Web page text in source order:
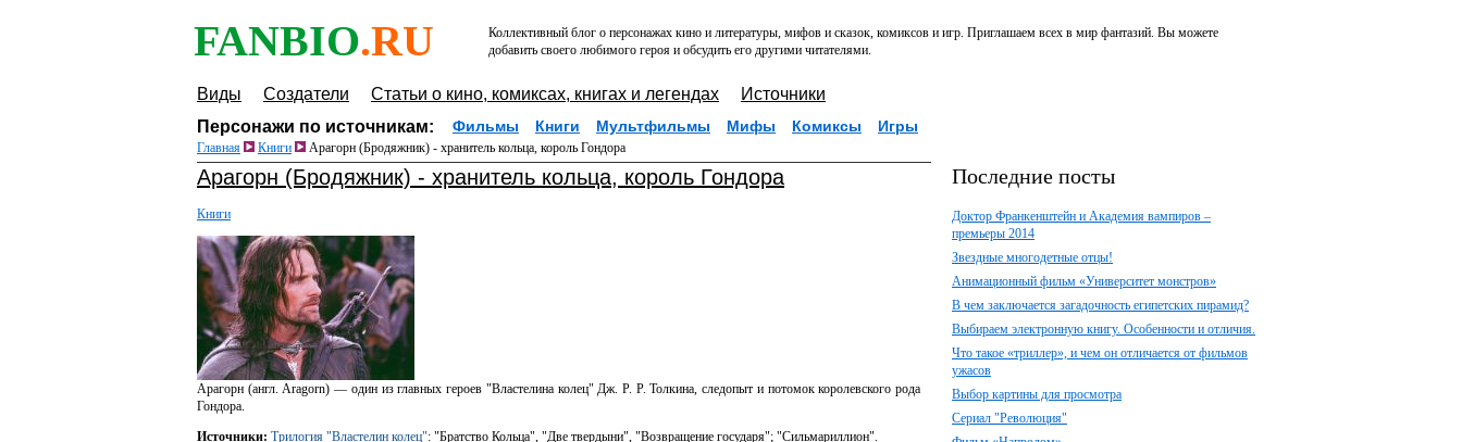
FANBIO.RU
Коллективный блог о персонажах кино и литературы, мифов и сказок, комиксов и игр. Приглашаем всех в мир фантазий. Вы можете
добавить своего любимого героя и обсудить его другими читателями.
Виды Создатели Статьи о кино, комиксах, книгах и легендах
Источники
Персонажи по источникам:
Фильмы Книги Мультфильмы Мифы Комиксы Игры
Главная Книги Арагорн (Бродяжник) - хранитель кольца, король Гондора
Арагорн (Бродяжник) - хранитель кольца, король Гондора
Книги
Арагорн (англ. Aragorn) — один из главных героев "Властелина колец" Дж. Р. Р. Толкина, следопыт и потомок королевского рода
Гондора.
Источники: Трилогия "Властелин колец": "Братство Кольца", "Две твердыни", "Возвращение государя"; "Сильмариллион".
Последние посты
Доктор Франкенштейн и Академия вампиров –
премьеры 2014
Звездные многодетные отцы!
Анимационный фильм «Университет монстров»
В чем заключается загадочность египетских пирамид?
Выбираем электронную книгу. Особенности и отличия.
Что такое «триллер», и чем он отличается от фильмов
ужасов
Выбор картины для просмотра
Сериал "Революция"